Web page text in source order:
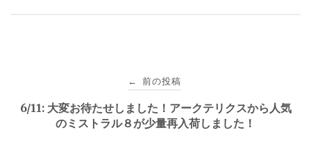
稿
← 前の投稿
6/11: 大変お待たせしました！アークテリクスから人気
のミストラル８が少量再入荷しました！